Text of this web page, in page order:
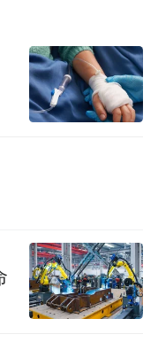
向移动，预计将
珠海到湛江一带
台风级或强台风